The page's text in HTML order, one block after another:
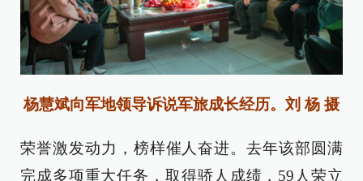
杨慧斌向军地领导诉说军旅成长经历。刘 杨 摄
荣誉激发动力，榜样催人奋进。去年该部圆满
完成多项重大任务，取得骄人成绩，59人荣立